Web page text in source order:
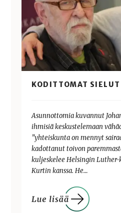
KODITTOMAT SIELUT
Asunnottomia kuvannut
ihmisiä keskustelemaan
”yhteiskunta on mennyt
kadottanut toivon
kuljeskelee Helsingin Luther-
Kurtin kanssa. He…